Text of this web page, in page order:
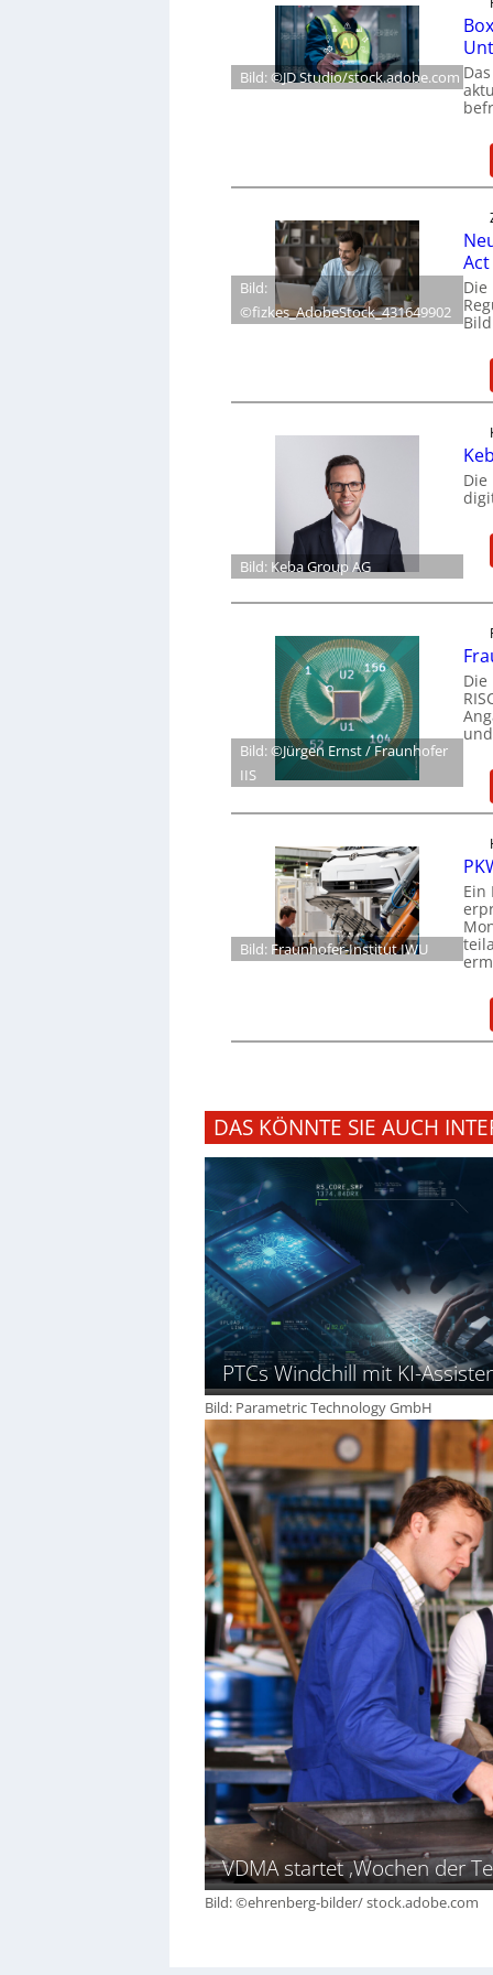
Bild: ©JD Studio/stock.adobe.com
Bild:
©fizkes_AdobeStock_431649902
Act
Die
Bild: Keba Group AG
Bild: ©Jürgen Ernst / Fraunhofer
IIS
Die
Bild: Fraunhofer-Institut IWU
Ein
DAS KÖNNTE SIE AUCH
PTCs Windchill mit KI-
Bild: Parametric Technology GmbH
VDMA startet ‚Wochen der
Bild: ©ehrenberg-bilder/ stock.adobe.com